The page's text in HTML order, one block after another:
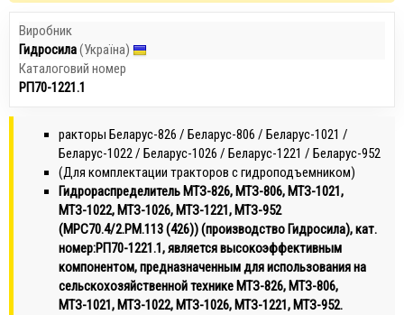
Виробник
Гидросила(Україна)
Каталоговий номер
РП70-1221.1
ракторы Беларус-826 / Беларус-806 / Беларус-1021 /
Беларус-1022 / Беларус-1026 / Беларус-1221 / Беларус-952
(Для комплектации тракторов с гидроподъемником)
Гидрораспределитель МТЗ-826, МТЗ-806, МТЗ-1021,
МТЗ-1022, МТЗ-1026, МТЗ-1221, МТЗ-952
(МРС70.4/2.РМ.113 (426)) (производство Гидросила), кат.
номер:РП70-1221.1, является высокоэффективным
компонентом, предназначенным для использования на
сельскохозяйственной технике МТЗ-826, МТЗ-806,
МТЗ-1021, МТЗ-1022, МТЗ-1026, МТЗ-1221, МТЗ-952.